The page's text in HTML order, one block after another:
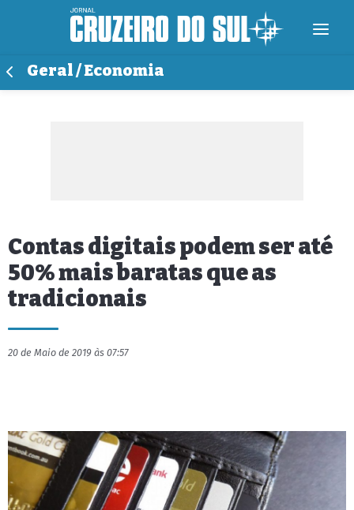
Geral / Economia
Contas digitais podem ser até
50% mais baratas que as
tradicionais
20 de Maio de 2019 às 07:57